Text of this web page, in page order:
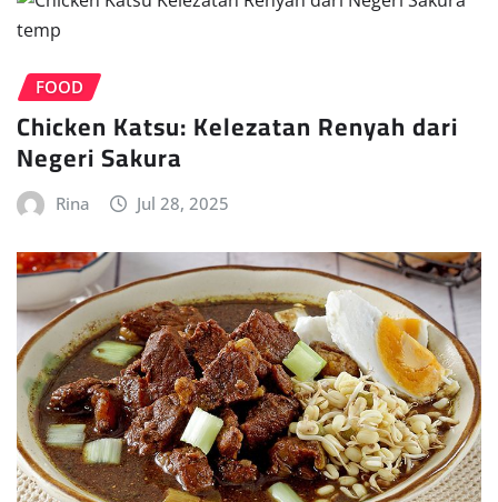
FOOD
Chicken Katsu: Kelezatan Renyah dari
Negeri Sakura
Rina Jul 28, 2025